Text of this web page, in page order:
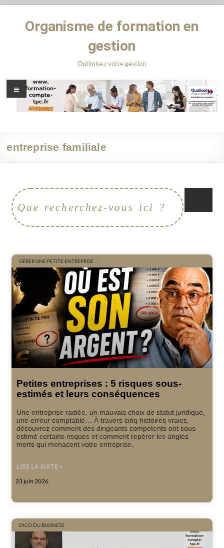
Organisme de formation en
gestion
Optimisez votre gestion
entreprise familiale
GÉRER UNE PETITE ENTREPRISE
Petites entreprises : 5 risques sous-
estimés et leurs conséquences
Une entreprise radiée, un mauvais choix de statut juridique,
une erreur comptable… À travers cinq histoires vraies,
découvrez comment des dirigeants compétents ont sous-
estimé certains risques et comment repérer les angles
morts qui menacent votre entreprise.
LIRE LA SUITE »
23 juin 2026
DICO DU BUSINESS